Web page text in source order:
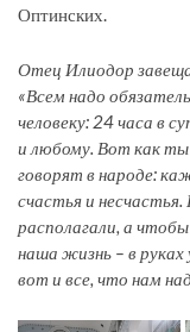
Оптинских.
Отец Илиодор
«Всем надо
человеку: 24часа в
и любому. Вот как
говорят в народе:
счастья и
располагали, а
наша жизнь – в
вот и все, что нам